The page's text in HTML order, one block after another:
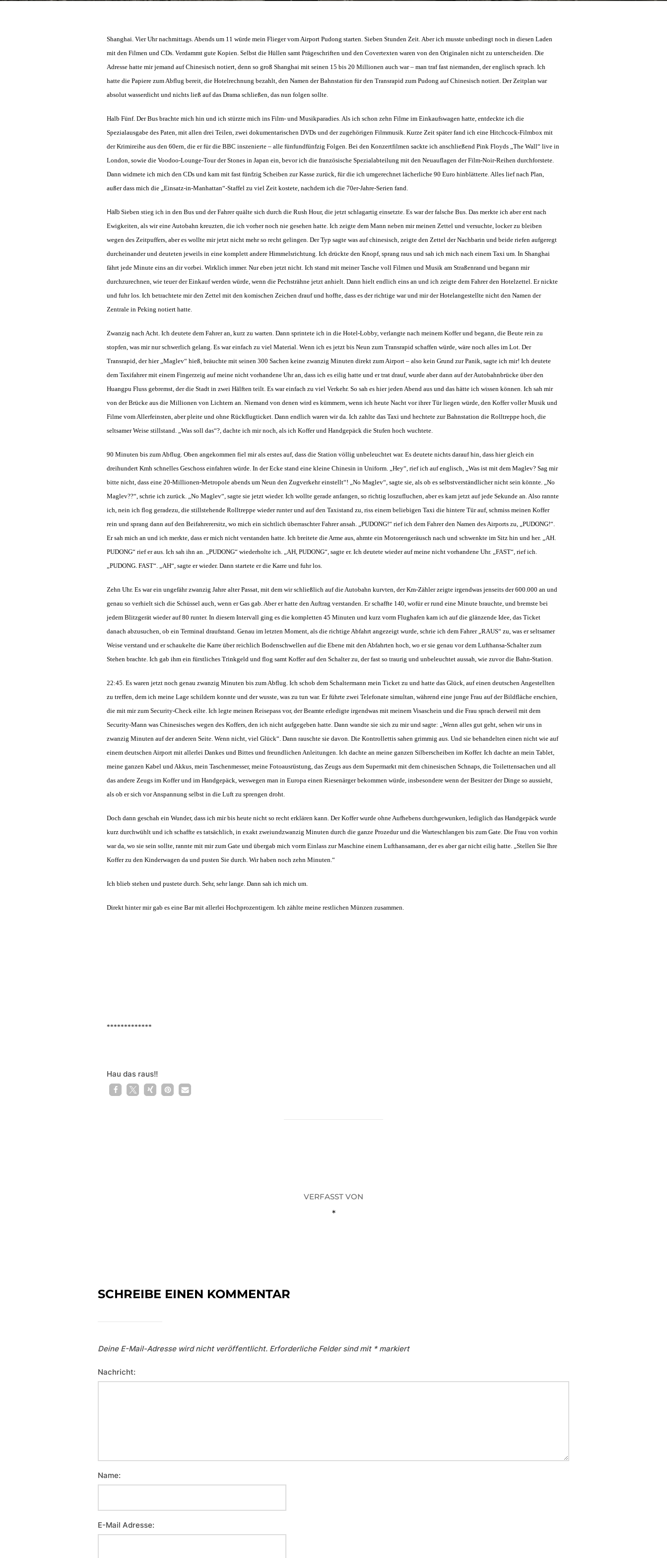
Shanghai. Vier Uhr nachmittags. Abends um 11 würde mein Flieger vom Airport Pudong starten. Sieben Stunden Zeit. Aber ich musste unbedingt noch in diesen Laden
mit den Filmen und CDs. Verdammt gute Kopien. Selbst die Hüllen samt Prägeschriften und den Covertexten waren von den Originalen nicht zu unterscheiden. Die
Adresse hatte mir jemand auf Chinesisch notiert, denn so groß Shanghai mit seinen 15 bis 20 Millionen auch war – man traf fast niemanden, der englisch sprach. Ich
hatte die Papiere zum Abflug bereit, die Hotelrechnung bezahlt, den Namen der Bahnstation für den Transrapid zum Pudong auf Chinesisch notiert. Der Zeitplan war
absolut wasserdicht und nichts ließ auf das Drama schließen, das nun folgen sollte.
Halb Fünf. Der Bus brachte mich hin und ich stürzte mich ins Film- und Musikparadies. Als ich schon zehn Filme im Einkaufswagen hatte, entdeckte ich die
Spezialausgabe des Paten, mit allen drei Teilen, zwei dokumentarischen DVDs und der zugehörigen Filmmusik. Kurze Zeit später fand ich eine Hitchcock-Filmbox mit
der Krimireihe aus den 60ern, die er für die BBC inszenierte – alle fünfundfünfzig Folgen. Bei den Konzertfilmen sackte ich anschließend Pink Floyds „The Wall“ live in
London, sowie die Voodoo-Lounge-Tour der Stones in Japan ein, bevor ich die französische Spezialabteilung mit den Neuauflagen der Film-Noir-Reihen durchforstete.
Dann widmete ich mich den CDs und kam mit fast fünfzig Scheiben zur Kasse zurück, für die ich umgerechnet lächerliche 90 Euro hinblätterte. Alles lief nach Plan,
außer dass mich die „Einsatz-in-Manhattan“-Staffel zu viel Zeit kostete, nachdem ich die 70er-Jahre-Serien fand.
Halb Sieben stieg ich in den Bus und der Fahrer quälte sich durch die Rush Hour, die jetzt schlagartig einsetzte. Es war der falsche Bus. Das merkte ich aber erst nach
Ewigkeiten, als wir eine Autobahn kreuzten, die ich vorher noch nie gesehen hatte. Ich zeigte dem Mann neben mir meinen Zettel und versuchte, locker zu bleiben
wegen des Zeitpuffers, aber es wollte mir jetzt nicht mehr so recht gelingen. Der Typ sagte was auf chinesisch, zeigte den Zettel der Nachbarin und beide riefen aufgeregt
durcheinander und deuteten jeweils in eine komplett andere Himmelsrichtung. Ich drückte den Knopf, sprang raus und sah ich mich nach einem Taxi um. In Shanghai
fährt jede Minute eins an dir vorbei. Wirklich immer. Nur eben jetzt nicht. Ich stand mit meiner Tasche voll Filmen und Musik am Straßenrand und begann mir
durchzurechnen, wie teuer der Einkauf werden würde, wenn die Pechsträhne jetzt anhielt. Dann hielt endlich eins an und ich zeigte dem Fahrer den Hotelzettel. Er nickte
und fuhr los. Ich betrachtete mir den Zettel mit den komischen Zeichen drauf und hoffte, dass es der richtige war und mir der Hotelangestellte nicht den Namen der
Zentrale in Peking notiert hatte.
Zwanzig nach Acht. Ich deutete dem Fahrer an, kurz zu warten. Dann sprintete ich in die Hotel-Lobby, verlangte nach meinem Koffer und begann, die Beute rein zu
stopfen, was mir nur schwerlich gelang. Es war einfach zu viel Material. Wenn ich es jetzt bis Neun zum Transrapid schaffen würde, wäre noch alles im Lot. Der
Transrapid, der hier „Maglev“ hieß, bräuchte mit seinen 300 Sachen keine zwanzig Minuten direkt zum Airport – also kein Grund zur Panik, sagte ich mir! Ich deutete
dem Taxifahrer mit einem Fingerzeig auf meine nicht vorhandene Uhr an, dass ich es eilig hatte und er trat drauf, wurde aber dann auf der Autobahnbrücke über den
Huangpu Fluss gebremst, der die Stadt in zwei Hälften teilt. Es war einfach zu viel Verkehr. So sah es hier jeden Abend aus und das hätte ich wissen können. Ich sah mir
von der Brücke aus die Millionen von Lichtern an. Niemand von denen wird es kümmern, wenn ich ‪heute Nacht‬ vor ihrer Tür liegen würde, den Koffer voller Musik und
Filme vom Allerfeinsten, aber pleite und ohne Rückflugticket. Dann endlich waren wir da. Ich zahlte das Taxi und hechtete zur Bahnstation die Rolltreppe hoch, die
seltsamer Weise stillstand. „Was soll das“?, dachte ich mir noch, als ich Koffer und Handgepäck die Stufen hoch wuchtete.
90 Minuten bis zum Abflug. Oben angekommen fiel mir als erstes auf, dass die Station völlig unbeleuchtet war. Es deutete nichts darauf hin, dass hier gleich ein
dreihundert Kmh schnelles Geschoss einfahren würde. In der Ecke stand eine kleine Chinesin in Uniform. „Hey“, rief ich auf englisch, „Was ist mit dem Maglev? Sag mir
bitte nicht, dass eine 20-Millionen-Metropole abends um Neun den Zugverkehr einstellt“! „No Maglev“, sagte sie, als ob es selbstverständlicher nicht sein könnte. „No
Maglev??“, schrie ich zurück. „No Maglev“, sagte sie jetzt wieder. Ich wollte gerade anfangen, so richtig loszufluchen, aber es kam jetzt auf jede Sekunde an. Also rannte
ich, nein ich flog geradezu, die stillstehende Rolltreppe wieder runter und auf den Taxistand zu, riss einem beliebigen Taxi die hintere Tür auf, schmiss meinen Koffer
rein und sprang dann auf den Beifahrerersitz, wo mich ein sichtlich überraschter Fahrer ansah. „PUDONG!“ rief ich dem Fahrer den Namen des Airports zu, „PUDONG!“.
Er sah mich an und ich merkte, dass er mich nicht verstanden hatte. Ich breitete die Arme aus, ahmte ein Motorengeräusch nach und schwenkte im Sitz hin und her. „AH.
PUDONG“ rief er aus. Ich sah ihn an. „PUDONG“ wiederholte ich. „AH, PUDONG“, sagte er. Ich deutete wieder auf meine nicht vorhandene Uhr. „FAST“, rief ich.
„PUDONG. FAST“. „AH“, sagte er wieder. Dann startete er die Karre und fuhr los.
Zehn Uhr. Es war ein ungefähr zwanzig Jahre alter Passat, mit dem wir schließlich auf die Autobahn kurvten, der Km-Zähler zeigte irgendwas jenseits der 600.000 an und
genau so verhielt sich die Schüssel auch, wenn er Gas gab. Aber er hatte den Auftrag verstanden. Er schaffte 140, wofür er rund eine Minute brauchte, und bremste bei
jedem Blitzgerät wieder auf 80 runter. In diesem Intervall ging es die kompletten 45 Minuten und kurz vorm Flughafen kam ich auf die glänzende Idee, das Ticket
danach abzusuchen, ob ein Terminal draufstand. Genau im letzten Moment, als die richtige Abfahrt angezeigt wurde, schrie ich dem Fahrer „RAUS“ zu, was er seltsamer
Weise verstand und er schaukelte die Karre über reichlich Bodenschwellen auf die Ebene mit den Abfahrten hoch, wo er sie genau vor dem Lufthansa-Schalter zum
Stehen brachte. Ich gab ihm ein fürstliches Trinkgeld und flog samt Koffer auf den Schalter zu, der fast so traurig und unbeleuchtet aussah, wie zuvor die Bahn-Station.
22:45. Es waren jetzt noch genau zwanzig Minuten bis zum Abflug. Ich schob dem Schaltermann mein Ticket zu und hatte das Glück, auf einen deutschen Angestellten
zu treffen, dem ich meine Lage schildern konnte und der wusste, was zu tun war. Er führte zwei Telefonate simultan, während eine junge Frau auf der Bildfläche erschien,
die mit mir zum Security-Check eilte. Ich legte meinen Reisepass vor, der Beamte erledigte irgendwas mit meinem Visaschein und die Frau sprach derweil mit dem
Security-Mann was Chinesisches wegen des Koffers, den ich nicht aufgegeben hatte. Dann wandte sie sich zu mir und sagte: „Wenn alles gut geht, sehen wir uns in
zwanzig Minuten auf der anderen Seite. Wenn nicht, viel Glück“. Dann rauschte sie davon. Die Kontrollettis sahen grimmig aus. Und sie behandelten einen nicht wie auf
einem deutschen Airport mit allerlei Dankes und Bittes und freundlichen Anleitungen. Ich dachte an meine ganzen Silberscheiben im Koffer. Ich dachte an mein Tablet,
meine ganzen Kabel und Akkus, mein Taschenmesser, meine Fotoausrüstung, das Zeugs aus dem Supermarkt mit dem chinesischen Schnaps, die Toilettensachen und all
das andere Zeugs im Koffer und im Handgepäck, weswegen man in Europa einen Riesenärger bekommen würde, insbesondere wenn der Besitzer der Dinge so aussieht,
als ob er sich vor Anspannung selbst in die Luft zu sprengen droht.
Doch dann geschah ein Wunder, dass ich mir bis heute nicht so recht erklären kann. Der Koffer wurde ohne Aufhebens durchgewunken, lediglich das Handgepäck wurde
kurz durchwühlt und ich schaffte es tatsächlich, in exakt zweiundzwanzig Minuten durch die ganze Prozedur und die Warteschlangen bis zum Gate. Die Frau von vorhin
war da, wo sie sein sollte, rannte mit mir zum Gate und übergab mich vorm Einlass zur Maschine einem Lufthansamann, der es aber gar nicht eilig hatte. „Stellen Sie Ihre
Koffer zu den Kinderwagen da und pusten Sie durch. Wir haben noch zehn Minuten.“
Ich blieb stehen und pustete durch. Sehr, sehr lange. Dann sah ich mich um.
Direkt hinter mir gab es eine Bar mit allerlei Hochprozentigem. Ich zählte meine restlichen Münzen zusammen.
*************
Hau das raus!!
1
VERFASST VON
*
SCHREIBE EINEN KOMMENTAR
Deine E-Mail-Adresse wird nicht veröffentlicht. Erforderliche Felder sind mit *markiert
Nachricht:
Name:
E-Mail Adresse: